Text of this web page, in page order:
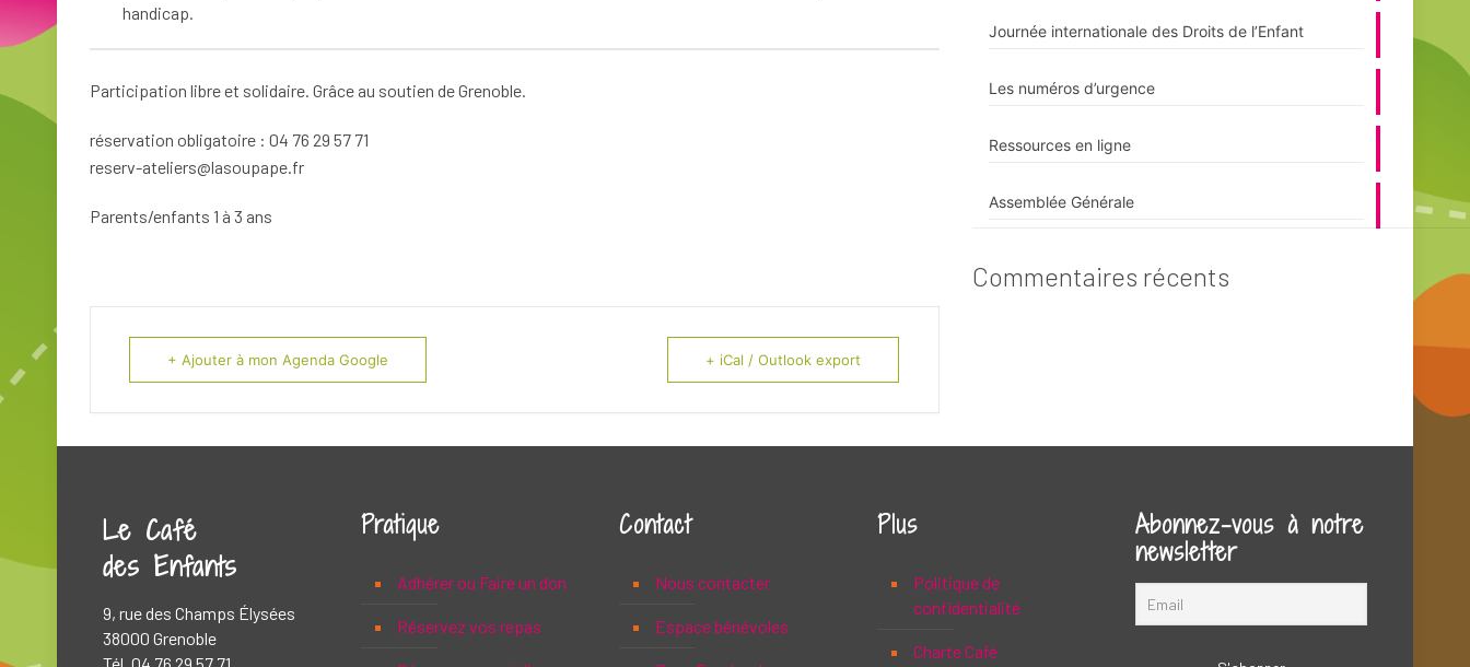
handicap.
Participation libre et solidaire. Grâce au soutien de Grenoble.
réservation obligatoire : 04 76 29 57 71
reserv-ateliers@lasoupape.fr
Parents/enfants 1 à 3 ans
+ Ajouter à mon Agenda Google + iCal / Outlook export
Journée internationale des Droits de l’Enfant
Les numéros d’urgence
Ressources en ligne
Assemblée Générale
Commentaires récents
Le Café
des Enfants
9, rue des Champs Élysées
38000 Grenoble
Pratique
Adhérer ou Faire un don
Réservez vos repas
Contact
Nous contacter
Espace bénévoles
Plus
Politique de
confidentialité
Charte Café
Abonnez-vous à notre
newsletter